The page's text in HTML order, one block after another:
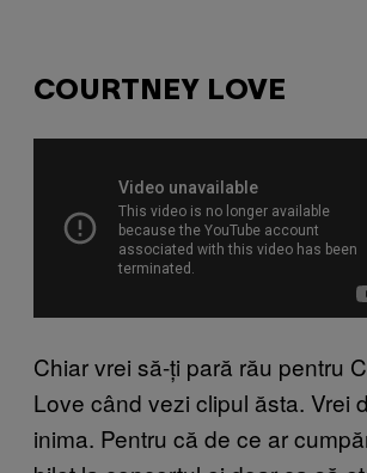
COURTNEY LOVE
Chiar vrei să-ți pară rău pentru
Love când vezi clipul ăsta. Vrei
inima. Pentru că de ce ar